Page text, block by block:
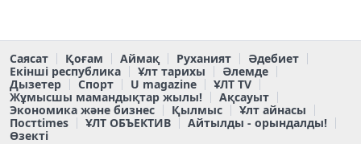
Саясат Қоғам Аймақ Руханият
Әдебиет
Екінші республика
Ұлт тарихы
Әлемде
Дызетер
Спорт U magazine
ҰЛТ TV
Жұмысшы мамандықтар жылы!
Ақсауыт
Экономика және бизнес
Қылмыс
Ұлт айнасы
Постtimes
ҰЛТ ОБЪЕКТИВ
Айтылды - орындалды!
Өзекті